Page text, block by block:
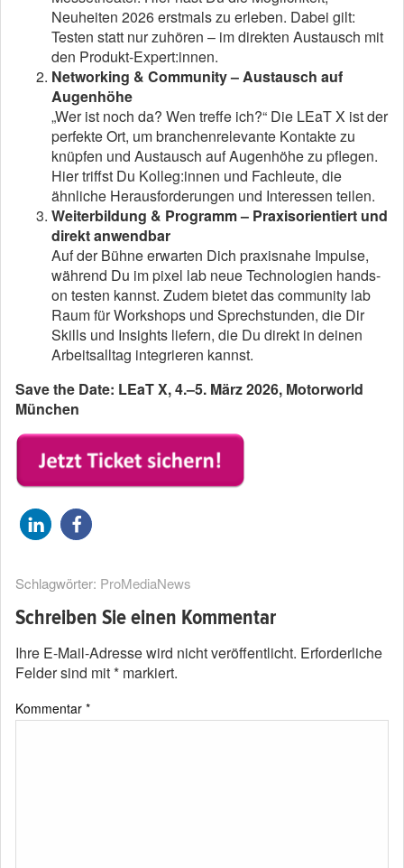
Neuheiten 2026 erstmals zu erleben. Dabei gilt:
Testen statt nur zuhören – im direkten Austausch mit
den Produkt-Expert:innen.
Networking & Community – Austausch auf
Augenhöhe
„Wer ist noch da? Wen treffe ich?“ Die LEaT X ist der
perfekte Ort, um branchenrelevante Kontakte zu
knüpfen und Austausch auf Augenhöhe zu pflegen.
Hier triffst Du Kolleg:innen und Fachleute, die
ähnliche Herausforderungen und Interessen teilen.
Weiterbildung & Programm – Praxisorientiert und
direkt anwendbar
Auf der Bühne erwarten Dich praxisnahe Impulse,
während Du im pixel lab neue Technologien hands-
on testen kannst. Zudem bietet das community lab
Raum für Workshops und Sprechstunden, die Dir
Skills und Insights liefern, die Du direkt in deinen
Arbeitsalltag integrieren kannst.
Save the Date: LEaT X, 4.–5. März 2026, Motorworld
München
Schlagwörter: ProMediaNews
Schreiben Sie einen Kommentar
Ihre E-Mail-Adresse wird nicht veröffentlicht. Erforderliche
Felder sind mit* markiert.
Kommentar *